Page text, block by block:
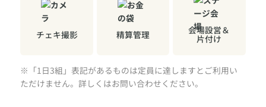
チェキ撮影 精算管理 会場設営＆
片付け
※「1日3組」表記があるものは定員に達しますとご利用い
ただけません。詳しくはお問い合わせください。